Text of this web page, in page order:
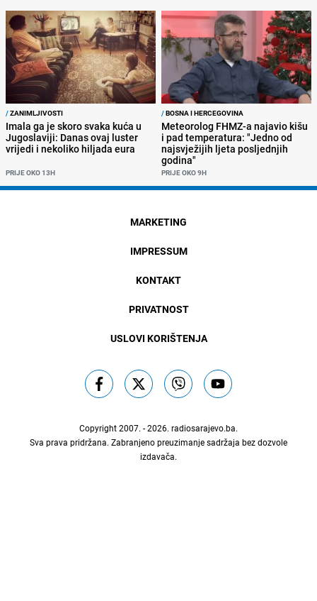
/ZANIMLJIVOSTI
Imala ga je skoro svaka kuća u
Jugoslaviji: Danas ovaj luster
vrijedi i nekoliko hiljada eura
PRIJE OKO 13H
/BOSNA I HERCEGOVINA
Meteorolog FHMZ-a najavio kišu
i pad temperatura: "Jedno od
najsvježijih ljeta posljednjih
godina"
PRIJE OKO 9H
MARKETING
IMPRESSUM
KONTAKT
PRIVATNOST
USLOVI KORIŠTENJA
Copyright 2007. - 2026. radiosarajevo.ba.
Sva prava pridržana. Zabranjeno preuzimanje sadržaja bez dozvole
izdavača.